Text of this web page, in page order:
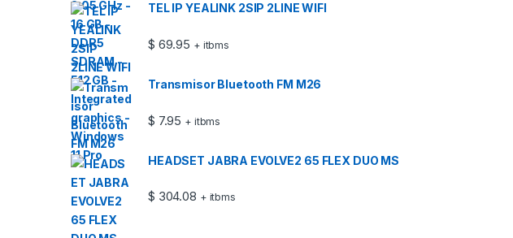
TEL IP YEALINK 2SIP 2LINE WIFI
$ 69.95 + itbms
Transmisor Bluetooth FM M26
$ 7.95 + itbms
HEADSET JABRA EVOLVE2 65 FLEX DUO MS
$ 304.08 + itbms